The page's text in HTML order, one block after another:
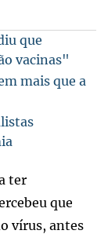
que
vacinas"
mais que a
ter
que
vírus, antes